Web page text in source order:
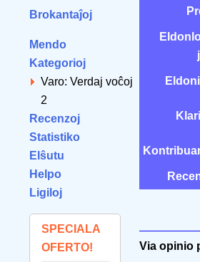
Brokantaĵoj
Mendo
Kategorioj
Varo: Verdaj voĉoj
2
Recenzoj
Statistiko
Elŝutu
Helpo
Ligiloj
SPECIALA
OFERTO!
Via opinio